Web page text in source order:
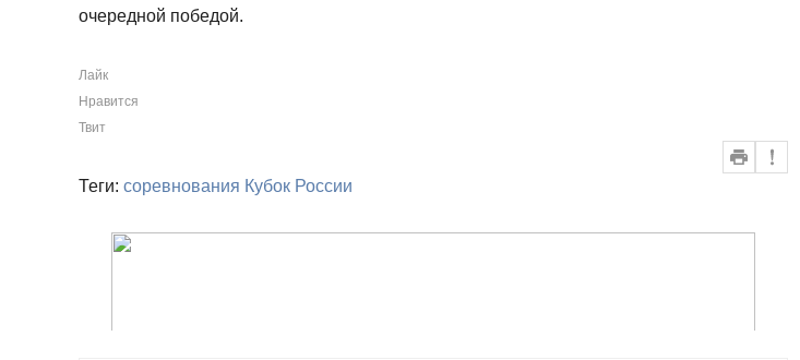
очередной победой.
Лайк
Нравится
Твит
Теги: соревнования Кубок России